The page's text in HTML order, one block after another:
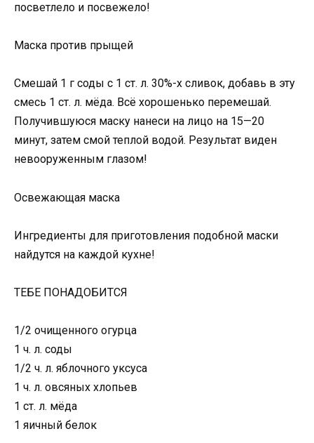
посветлело и посвежело!
Маска против прыщей
Смешай 1 г соды с 1 ст. л. 30%-х сливок, добавь в эту
смесь 1 ст. л. мёда. Всё хорошенько перемешай.
Получившуюся маску нанеси на лицо на 15—20
минут, затем смой теплой водой. Результат виден
невооруженным глазом!
Освежающая маска
Ингредиенты для приготовления подобной маски
найдутся на каждой кухне!
ТЕБЕ ПОНАДОБИТСЯ
1/2 очищенного огурца
1 ч. л. соды
1/2 ч. л. яблочного уксуса
1 ч. л. овсяных хлопьев
1 ст. л. мёда
1 яичный белок